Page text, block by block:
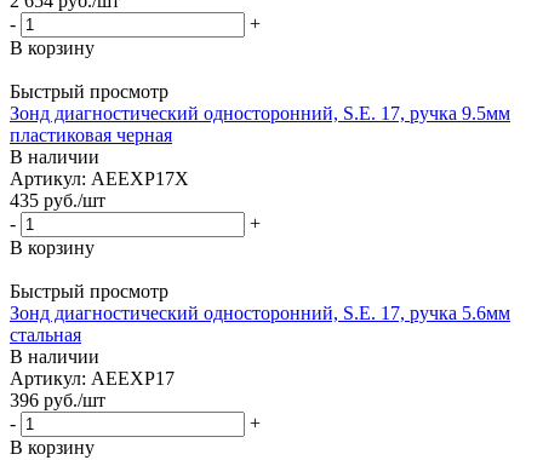
-
+
В корзину
Быстрый просмотр
Зонд диагностический односторонний, S.E. 17, ручка 9.5мм
пластиковая черная
В наличии
Артикул: AEEXP17X
435 руб./шт
-
+
В корзину
Быстрый просмотр
Зонд диагностический односторонний, S.E. 17, ручка 5.6мм
стальная
В наличии
Артикул: AEEXP17
396 руб./шт
-
+
В корзину